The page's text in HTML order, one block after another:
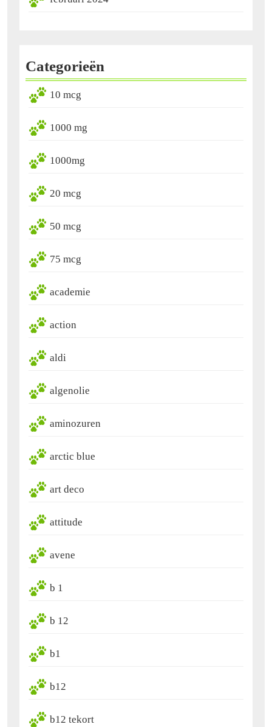
Categorieën
10 mcg
1000 mg
1000mg
20 mcg
50 mcg
75 mcg
academie
action
aldi
algenolie
aminozuren
arctic blue
art deco
attitude
avene
b 1
b 12
b1
b12
b12 tekort